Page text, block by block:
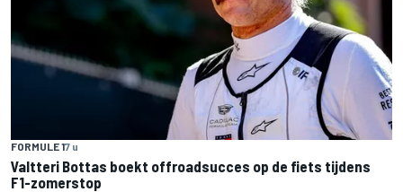
FORMULE 17 u
Valtteri Bottas boekt offroadsucces op de fiets tijdens
F1-zomerstop